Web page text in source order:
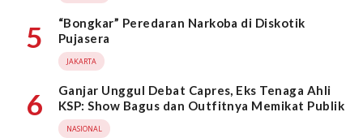
5
“Bongkar” Peredaran Narkoba di Diskotik
Pujasera
JAKARTA
6
Ganjar Unggul Debat Capres, Eks Tenaga Ahli
KSP: Show Bagus dan Outfitnya Memikat Publik
NASIONAL